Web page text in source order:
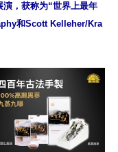
，获称为“世界上最年
和Scott Kelleher/Kra